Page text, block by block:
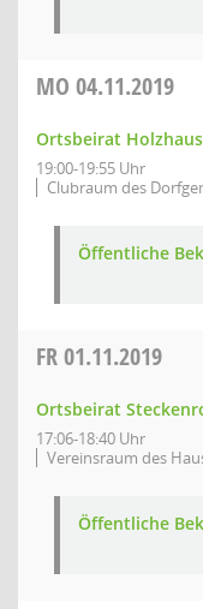
MO 04.11.2019
Ortsbeirat
19:00-19:55 Uhr
Clubraum des
Öffentliche
FR01.11.2019
Ortsbeirat
17:06-18:40 Uhr
Vereinsraum des
Öffentliche